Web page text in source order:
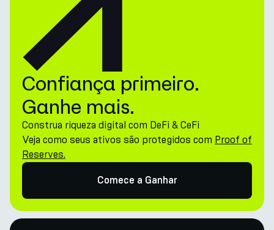
Confiança primeiro.
Ganhe mais.
Construa riqueza digital com DeFi & CeFi
Veja como seus ativos são protegidos com Proof of
Reserves.
Comece a Ganhar